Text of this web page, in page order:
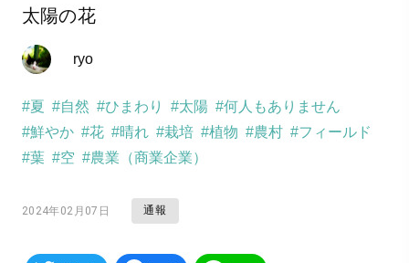
太陽の花
ryo
#夏 #自然 #ひまわり #太陽 #何人もありません
#鮮やか #花 #晴れ #栽培 #植物 #農村 #フィールド
#葉 #空 #農業（商業企業）
2024年02月07日 通報